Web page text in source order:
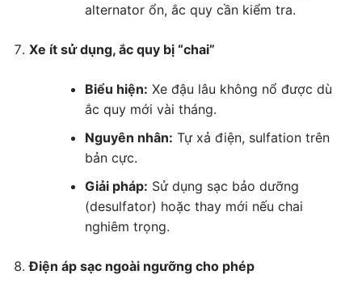
alternator ổn, ắc quy cần kiểm tra.
Xe ít sử dụng, ắc quy bị “chai”
Biểu hiện: Xe đậu lâu không nổ được dù
ắc quy mới vài tháng.
Nguyên nhân: Tự xả điện, sulfation trên
bản cực.
Giải pháp: Sử dụng sạc bảo dưỡng
(desulfator) hoặc thay mới nếu chai
nghiêm trọng.
Điện áp sạc ngoài ngưỡng cho phép